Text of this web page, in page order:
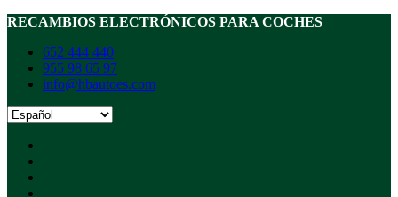
RECAMBIOS ELECTRÓNICOS PARA COCHES
652 444 440
955 98 65 97
info@hbautoes.com